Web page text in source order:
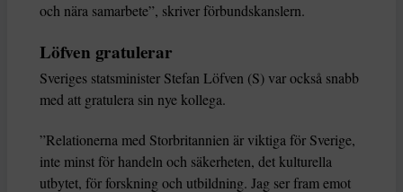
och nära samarbete”, skriver förbundskanslern.
Löfven gratulerar
Sveriges statsminister Stefan Löfven (S) var också snabb
med att gratulera sin nye kollega.
”Relationerna med Storbritannien är viktiga för Sverige,
inte minst för handeln och säkerheten, det kulturella
utbytet, för forskning och utbildning. Jag ser fram emot